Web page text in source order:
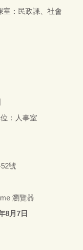
室：民政課、社會
：人事室
號
瀏覽器
8月7日